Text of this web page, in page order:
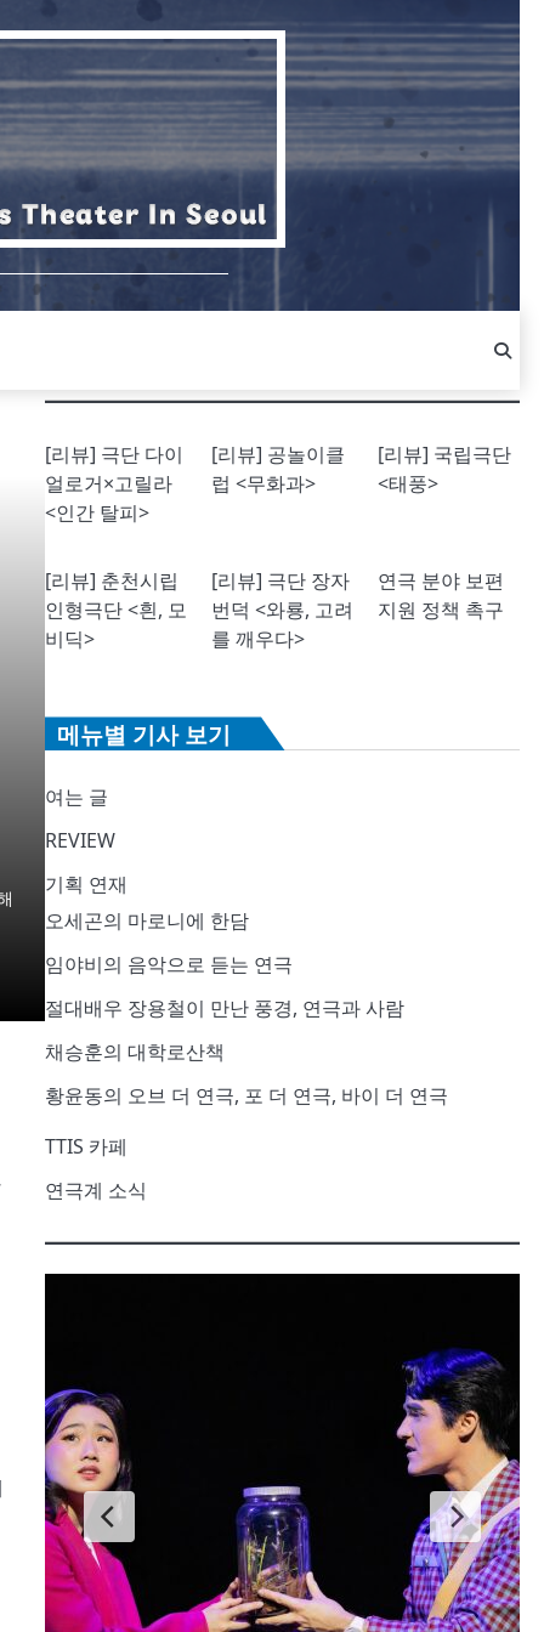
[리뷰] 극단 다이
얼로거×고릴라
<인간 탈피>
[리뷰] 공놀이클
럽 <무화과>
[리뷰] 국립극단
<태풍>
[리뷰] 춘천시립
인형극단 <흰, 모
비딕>
[리뷰] 극단 장자
번덕 <와룡, 고려
를 깨우다>
연극 분야 보편
지원 정책 촉구
메뉴별 기사 보기
여는 글
REVIEW
기획 연재
오세곤의 마로니에 한담
임야비의 음악으로 듣는 연극
절대배우 장용철이 만난 풍경, 연극과 사람
채승훈의 대학로산책
황윤동의 오브 더 연극, 포 더 연극, 바이 더 연극
TTIS 카페
연극계 소식